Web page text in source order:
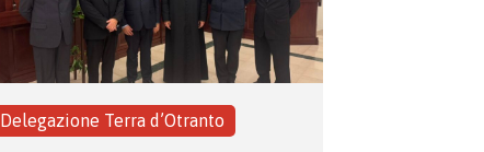
Delegazione Terra d’Otranto